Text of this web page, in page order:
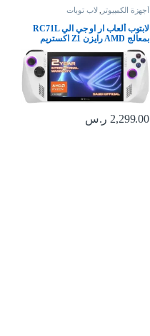
أجهزة الكمبيوتر , لاب توبات
لابتوب ألعاب ار او جي الي RC71L
بمعالج AMD رايزن Z1 اكستريم
وذاكرة RAM 16GB وSSD 512GB
وويندوز 11 وFHD 120Hz و7 مللي
ثانية وشاشة تعمل باللمس وبصمة
إصبع، بطاقة ألعاب Xbox مجانية لمدة
2,299.00 ر.س